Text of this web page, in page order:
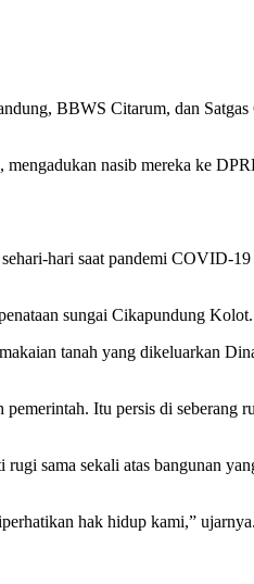
BBWS Citarum, dan
nasib mereka ke
hari saat pandemi COVID-19
sungai Cikapundung Kolot.
tanah yang dikeluarkan
Itu persis di seberang
sama sekali atas bangunan
hak hidup kami,” ujarnya.